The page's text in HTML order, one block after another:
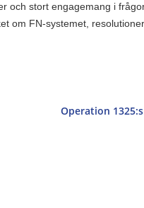
och stort engagemang i
om FN-systemet,
Operation